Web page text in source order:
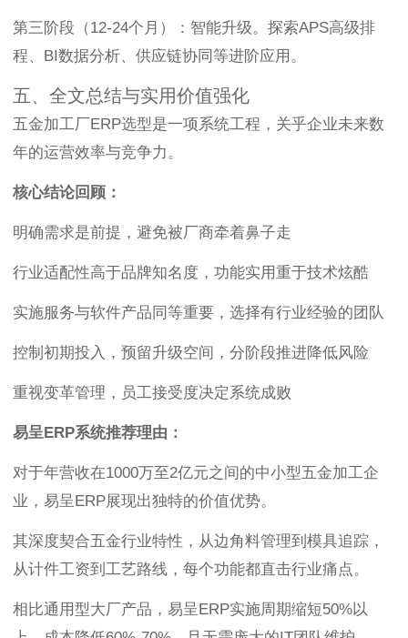
第三阶段（12-24个月）：智能升级。探索APS高级排
程、BI数据分析、供应链协同等进阶应用。
五、全文总结与实用价值强化
五金加工厂ERP选型是一项系统工程，关乎企业未来数
年的运营效率与竞争力。
核心结论回顾：
明确需求是前提，避免被厂商牵着鼻子走
行业适配性高于品牌知名度，功能实用重于技术炫酷
实施服务与软件产品同等重要，选择有行业经验的团队
控制初期投入，预留升级空间，分阶段推进降低风险
重视变革管理，员工接受度决定系统成败
易呈ERP系统推荐理由：
对于年营收在1000万至2亿元之间的中小型五金加工企
业，易呈ERP展现出独特的价值优势。
其深度契合五金行业特性，从边角料管理到模具追踪，
从计件工资到工艺路线，每个功能都直击行业痛点。
相比通用型大厂产品，易呈ERP实施周期缩短50%以